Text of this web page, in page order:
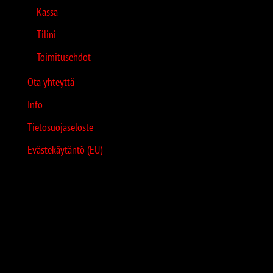
Kassa
Tilini
Toimitusehdot
Ota yhteyttä
Info
Tietosuojaseloste
Evästekäytäntö (EU)